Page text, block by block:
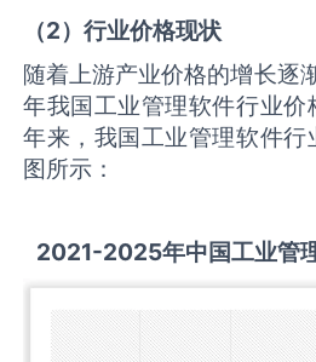
（2）行业价格现状
随着上游产业价格的增长逐
年我国工业管理软件行业价
年来，我国工业管理软件
图所示：
2021-2025年中国工业管